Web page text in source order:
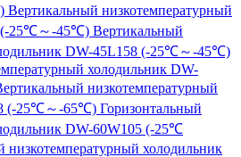
Вертикальный низкотемпературный
(-25℃～-45℃) Вертикальный
DW-45L158 (-25℃～-45℃)
холодильник DW-
низкотемпературный
(-25℃～-65℃) Горизонтальный
DW-60W105 (-25℃
низкотемпературный холодильник